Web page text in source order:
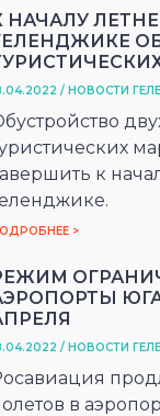
НАЧАЛУ
/ НОВОСТИ
к
>
/ НОВОСТИ
в